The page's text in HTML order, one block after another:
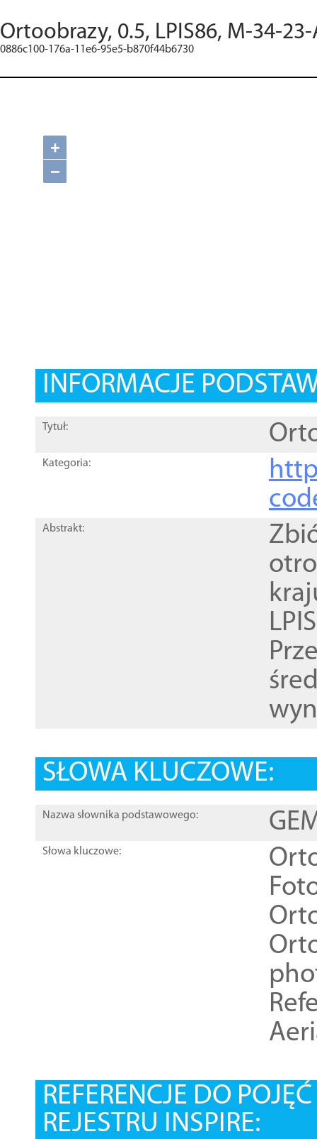
Ortoobrazy, 0.5, LPIS86, M-34-
0886c100-176a-11e6-95e5-b870f44b6730
+
−
INFORMACJE
Tytuł:
Kategoria:
Abstrakt:
SŁOWA KLUCZOWE:
Nazwa słownika podstawowego:
Słowa kluczowe:
REFERENCJE DO
REJESTRU INSPIRE: